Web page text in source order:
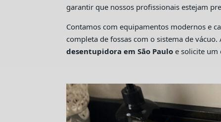
garantir que nossos profissionais estejam
Contamos com equipamentos modernos e
completa de fossas com o sistema de
desentupidora em São Paulo e solicite um